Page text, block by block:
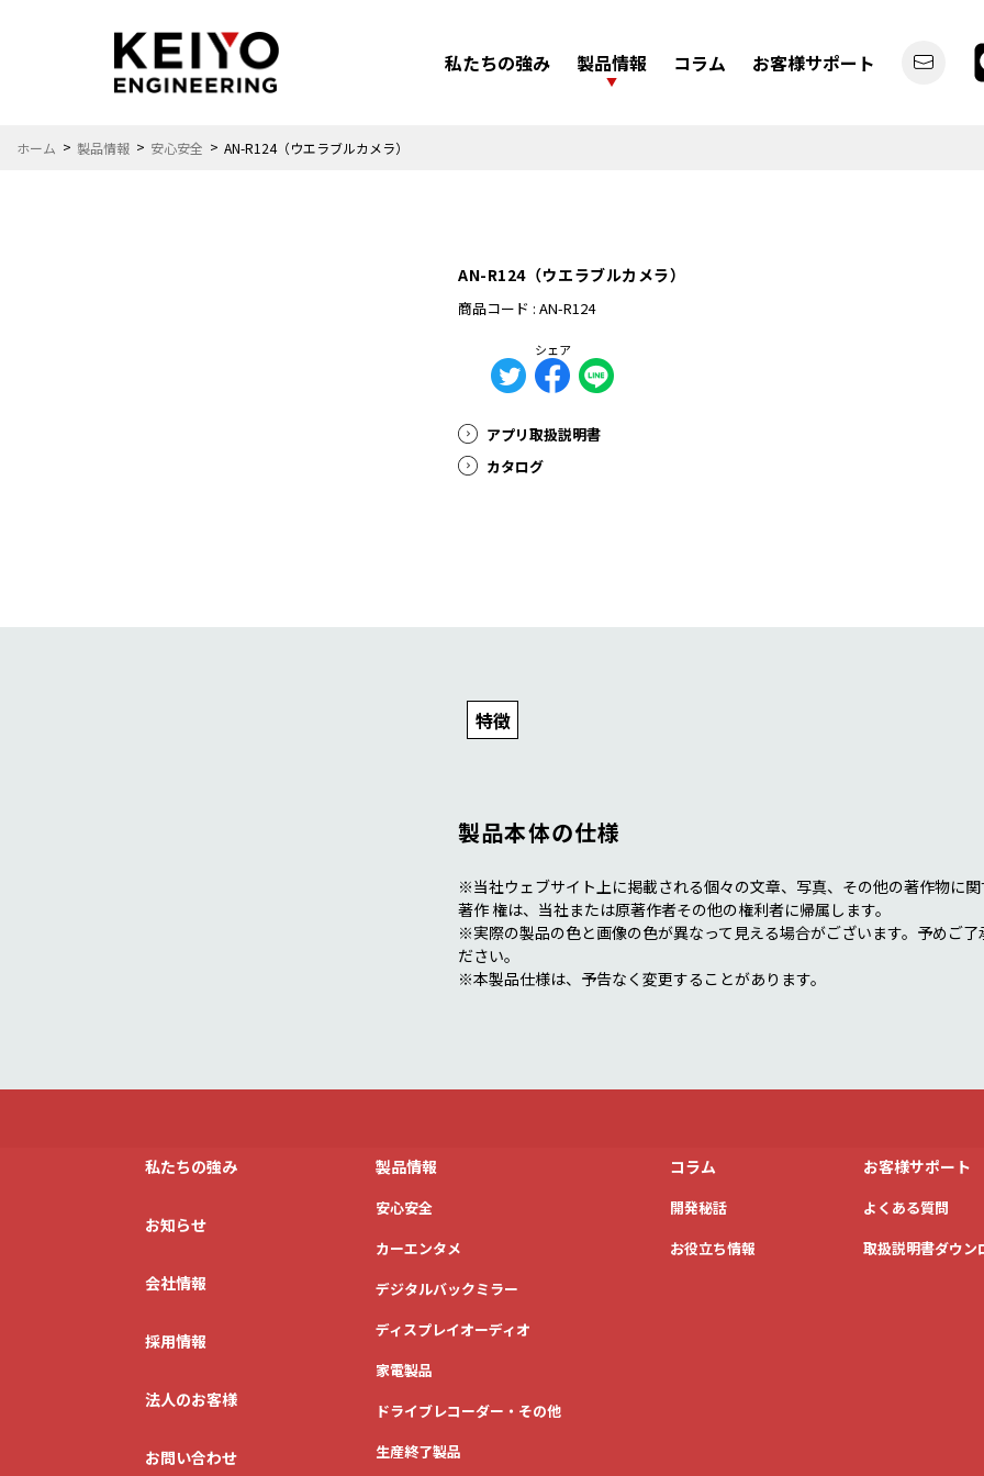
私たちの強み 製品情報
カーエンタメ デジタルバックミラー
コラム お客様サポート
ホーム 製品情報 安心安全 AN-R124（ウエラブルカメラ）
AN-R124（ウエラブルカメラ）
商品コード : AN-R124
シェア
アプリ取扱説明書
カタログ
特徴
製品本体の仕様
※当社ウェブサイト上に掲載される個々の文章、写真、その他の著作物に関
著作 権は、当社または原著作者その他の権利者に帰属します。
※実際の製品の色と画像の色が異なって見える場合がございます。予めご了
ださい。
※本製品仕様は、予告なく変更することがあります。
私たちの強み
お知らせ
会社情報
採用情報
法人のお客様
お問い合わせ
製品情報
安心安全
カーエンタメ
デジタルバックミラー
ディスプレイオーディオ
家電製品
ドライブレコーダー・その他
生産終了製品
コラム
開発秘話
お役立ち情報
お客様サポート
よくある質問
取扱説明書ダウン